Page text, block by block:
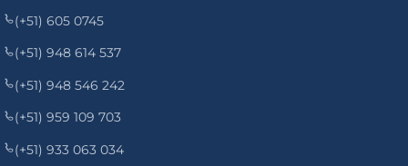
(+51) 605 0745
(+51) 948 614 537
(+51) 948 546 242
(+51) 959 109 703
(+51) 933 063 034